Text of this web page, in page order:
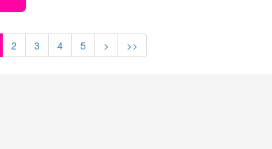
2 3 4 5 > >>